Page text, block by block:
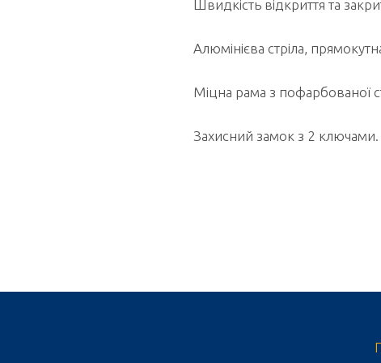
Швидкість відкриття та
Алюмінієва стріла,
Міцна рама з пофарбованої
Захисний замок з 2 ключами.